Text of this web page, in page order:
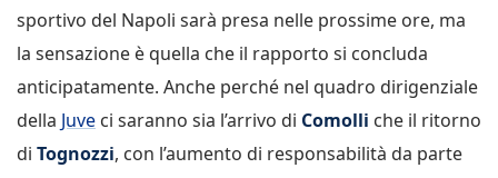
sportivo del Napoli sarà presa nelle prossime ore, ma
la sensazione è quella che il rapporto si concluda
anticipatamente. Anche perché nel quadro dirigenziale
della Juve ci saranno sia l’arrivo di Comolli che il ritorno
di Tognozzi, con l’aumento di responsabilità da parte